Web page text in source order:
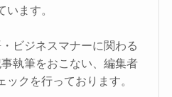
います。
ビジネスマナーに関わる
執筆をおこない、編集者
クを行っております。